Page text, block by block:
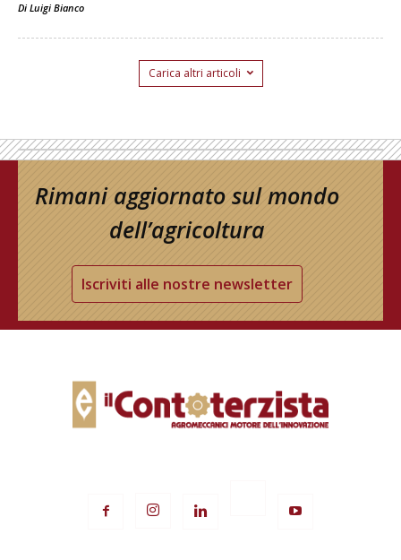
Di Luigi Bianco
Carica altri articoli
Rimani aggiornato sul mondo
dell’agricoltura
Iscriviti alle nostre newsletter